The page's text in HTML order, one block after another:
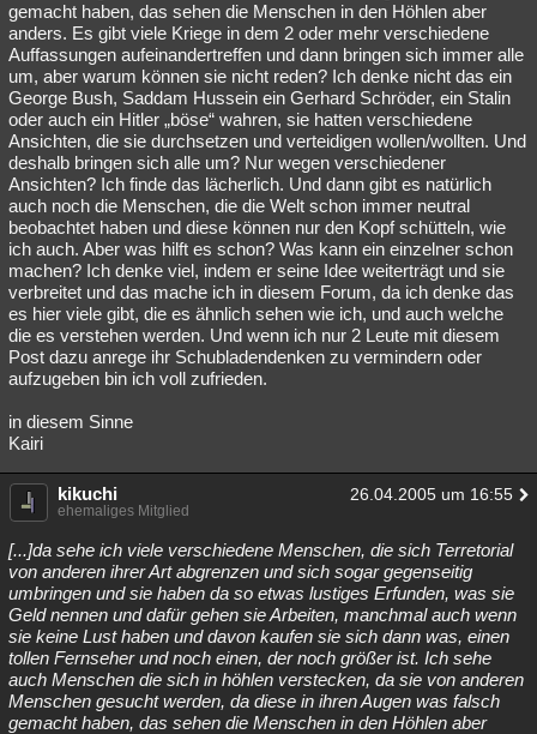
gemacht haben, das sehen die Menschen in den Höhlen aber
anders. Es gibt viele Kriege in dem 2 oder mehr verschiedene
Auffassungen aufeinandertreffen und dann bringen sich immer alle
um, aber warum können sie nicht reden? Ich denke nicht das ein
George Bush, Saddam Hussein ein Gerhard Schröder, ein Stalin
oder auch ein Hitler „böse“ wahren, sie hatten verschiedene
Ansichten, die sie durchsetzen und verteidigen wollen/wollten. Und
deshalb bringen sich alle um? Nur wegen verschiedener
Ansichten? Ich finde das lächerlich. Und dann gibt es natürlich
auch noch die Menschen, die die Welt schon immer neutral
beobachtet haben und diese können nur den Kopf schütteln, wie
ich auch. Aber was hilft es schon? Was kann ein einzelner schon
machen? Ich denke viel, indem er seine Idee weiterträgt und sie
verbreitet und das mache ich in diesem Forum, da ich denke das
es hier viele gibt, die es ähnlich sehen wie ich, und auch welche
die es verstehen werden. Und wenn ich nur 2 Leute mit diesem
Post dazu anrege ihr Schubladendenken zu vermindern oder
aufzugeben bin ich voll zufrieden.
in diesem Sinne
Kairi
kikuchi 26.04.2005 um 16:55
ehemaliges Mitglied
[...]da sehe ich viele verschiedene Menschen, die sich Terretorial
von anderen ihrer Art abgrenzen und sich sogar gegenseitig
umbringen und sie haben da so etwas lustiges Erfunden, was sie
Geld nennen und dafür gehen sie Arbeiten, manchmal auch wenn
sie keine Lust haben und davon kaufen sie sich dann was, einen
tollen Fernseher und noch einen, der noch größer ist. Ich sehe
auch Menschen die sich in höhlen verstecken, da sie von anderen
Menschen gesucht werden, da diese in ihren Augen was falsch
gemacht haben, das sehen die Menschen in den Höhlen aber